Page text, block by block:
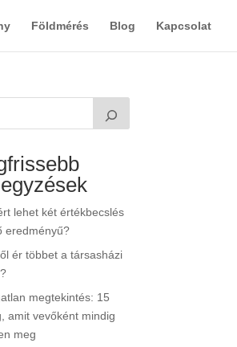
Földmérés Blog Kapcsolat
lehet két értékbecslés
eredményű?
ér többet a társasházi
megtekintés: 15
amit vevőként mindig
meg